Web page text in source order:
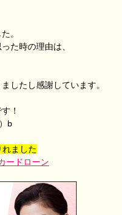
。
た時の理由は、
したし感謝しています。
！
b
ました
ードローン